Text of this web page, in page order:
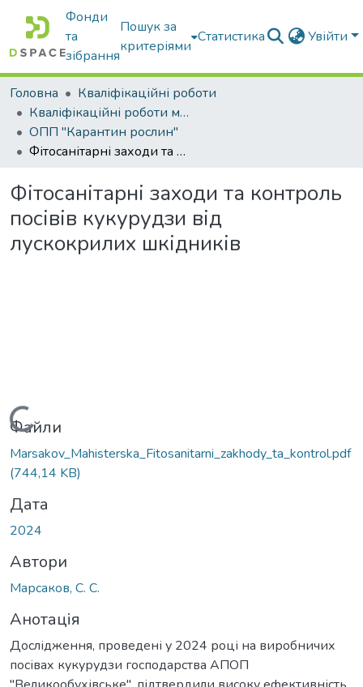
Фонди
та
зібрання
Пошук за
критеріями
Статистика Увійти
Головна
Кваліфікаційні роботи
Кваліфікаційні роботи магістрів
ОПП "Карантин рослин"
Фітосанітарні заходи та контроль посівів кукурудзи від лускокрилих шкідників
Фітосанітарні заходи та контроль
посівів кукурудзи від
лускокрилих шкідників
Вантажиться...
Файли
Marsakov_Mahisterska_Fitosanitarni_zakhody_ta_kontrol.pdf
(744,14 KB)
Дата
2024
Автори
Марсаков, С. С.
Анотація
Дослідження, проведені у 2024 році на виробничих
посівах кукурудзи господарства АПОП